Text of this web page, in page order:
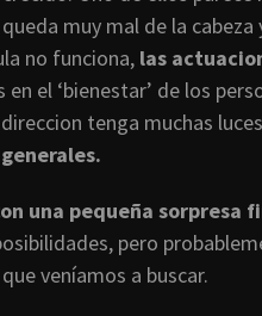
muy mal de la
no funciona, las
el ‘bienestar’ de los
tenga muchas
una pequeña sorpresa
pero
veníamos a buscar.